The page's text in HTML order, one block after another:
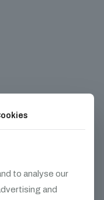
to analyse our
and